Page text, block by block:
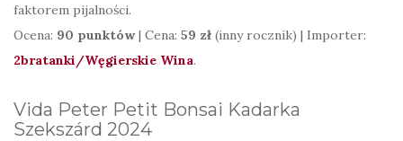
faktorem pijalności.
Ocena: 90 punktów | Cena: 59 zł (inny rocznik) | Importer:
2bratanki/Węgierskie Wina.
Vida Peter Petit Bonsai Kadarka
Szekszárd 2024